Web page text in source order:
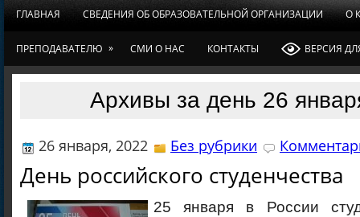
ГЛАВНАЯ СВЕДЕНИЯ ОБ ОБРАЗОВАТЕЛЬНОЙ ОРГАНИЗАЦИИ О
ПРЕПОДАВАТЕЛЮ » СМИ О НАС КОНТАКТЫ ВЕРСИЯ
Архивы за день 26
26 января, 2022 Без рубрики
День российского студенчества
25 января в России